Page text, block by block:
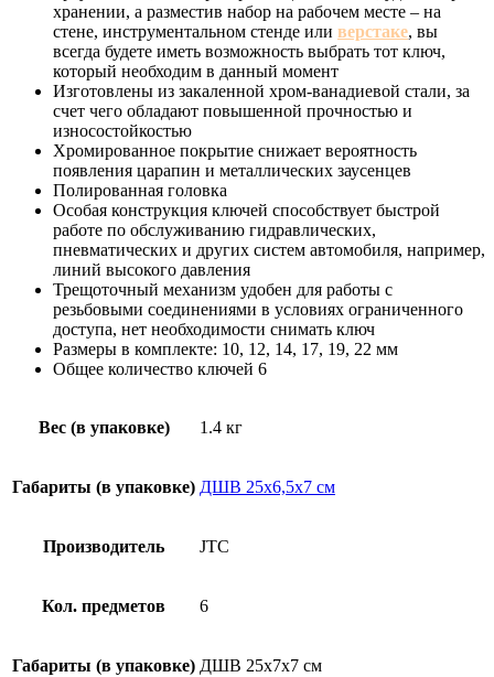
хранении, а разместив набор на рабочем месте – на
стене, инструментальном стенде или верстаке, вы
всегда будете иметь возможность выбрать тот ключ,
который необходим в данный момент
Изготовлены из закаленной хром-ванадиевой стали, за
счет чего обладают повышенной прочностью и
износостойкостью
Хромированное покрытие снижает вероятность
появления царапин и металлических заусенцев
Полированная головка
Особая конструкция ключей способствует быстрой
работе по обслуживанию гидравлических,
пневматических и других систем автомобиля, например,
линий высокого давления
Трещоточный механизм удобен для работы с
резьбовыми соединениями в условиях ограниченного
доступа, нет необходимости снимать ключ
Размеры в комплекте: 10, 12, 14, 17, 19, 22 мм
Общее количество ключей 6
Вес (в упаковке) 1.4 кг
Габариты (в упаковке) ДШВ 25х6,5х7 см
Производитель JTC
Кол. предметов 6
Габариты (в упаковке) ДШВ 25х7х7 см